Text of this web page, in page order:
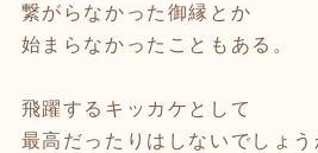
繋がらなかった御縁とか
始まらなかったこともある。
飛躍するキッカケとして
最高だったりはしないでしょう